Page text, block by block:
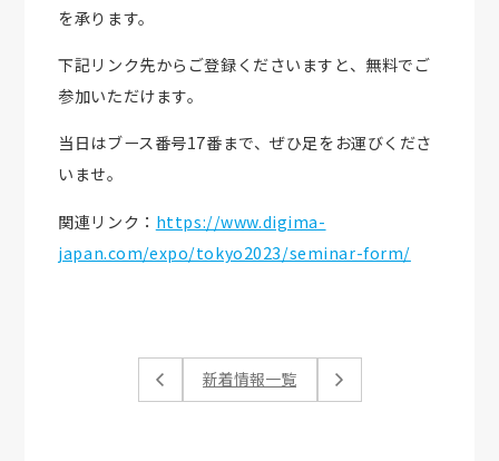
を承ります。
下記リンク先からご登録くださいますと、無料でご
参加いただけます。
当日はブース番号17番まで、ぜひ足をお運びくださ
いませ。
関連リンク： https://www.digima-
japan.com/expo/tokyo2023/seminar-form/
新着情報一覧